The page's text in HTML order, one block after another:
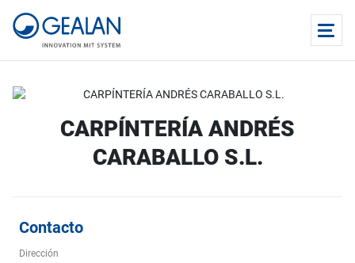
CARPÍNTERÍA ANDRÉS
CARABALLO S.L.
Contacto
Dirección